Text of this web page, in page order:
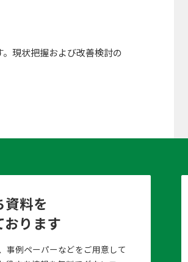
現状把握および改善検討の
資料を
おります
事例ペーパーなどをご用意して